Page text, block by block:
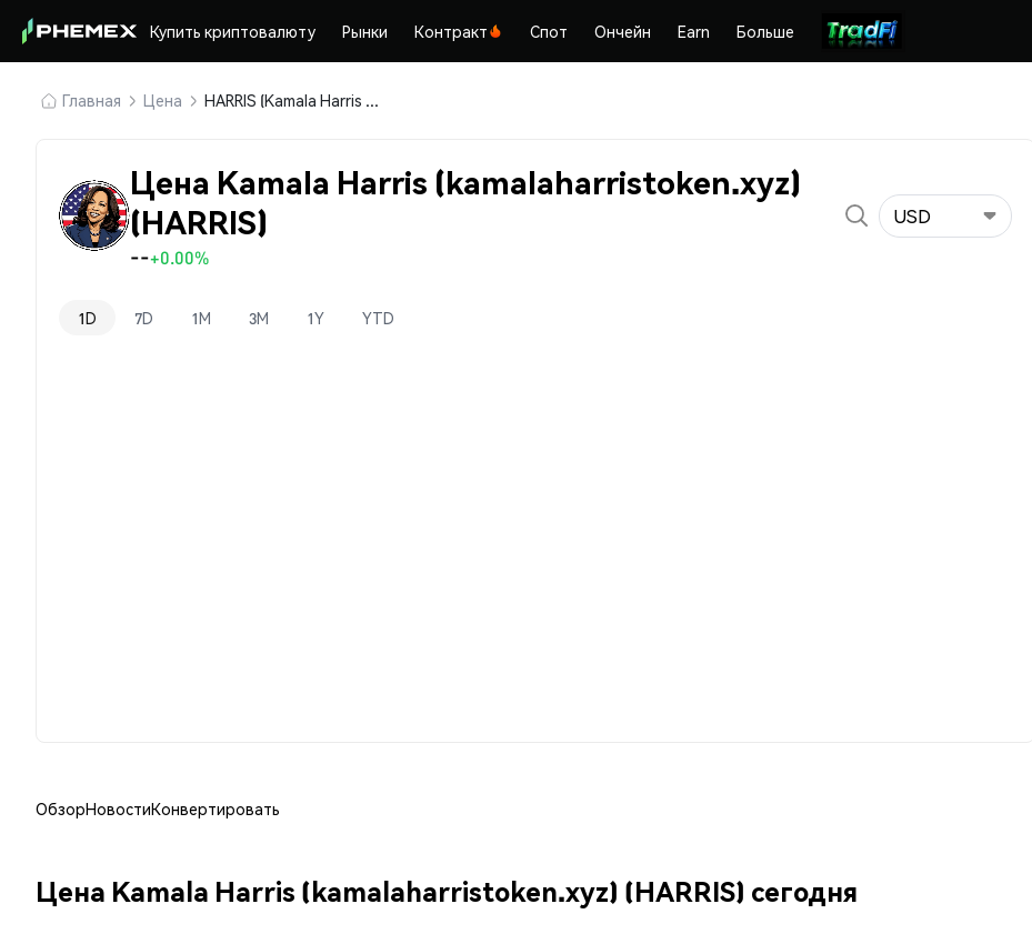
Купить криптовалюту Рынки Контракт Спот Ончейн Earn Больше
Главная Цена HARRIS (Kamala Harris (kamalaharristoken.xyz))
Цена Kamala Harris (kamalaharristoken.xyz)
(HARRIS)
--+0.00%
USD
1D 7D 1M 3M 1Y YTD
ОбзорНовостиКонвертировать
Цена Kamala Harris (kamalaharristoken.xyz) (HARRIS) сегодня